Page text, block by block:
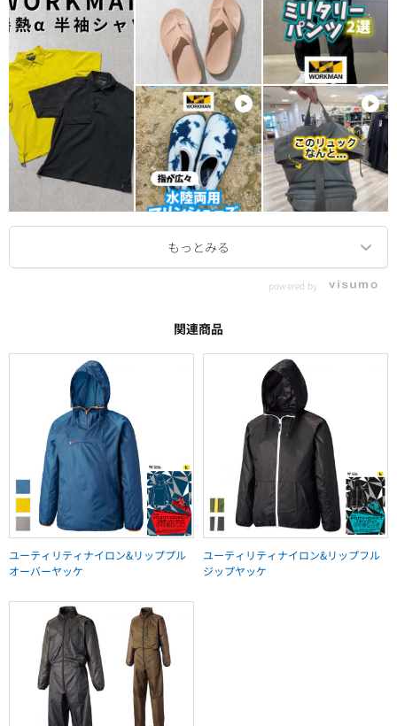
powered by
関連商品
ユーティリティナイロン&リッププル
オーバーヤッケ
ユーティリティナイロン&リップフル
ジップヤッケ